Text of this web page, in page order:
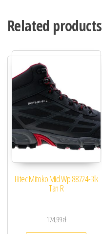
Related products
Hitec Mitoko Mid Wp 88724-Blk
Tan R
174,99zł